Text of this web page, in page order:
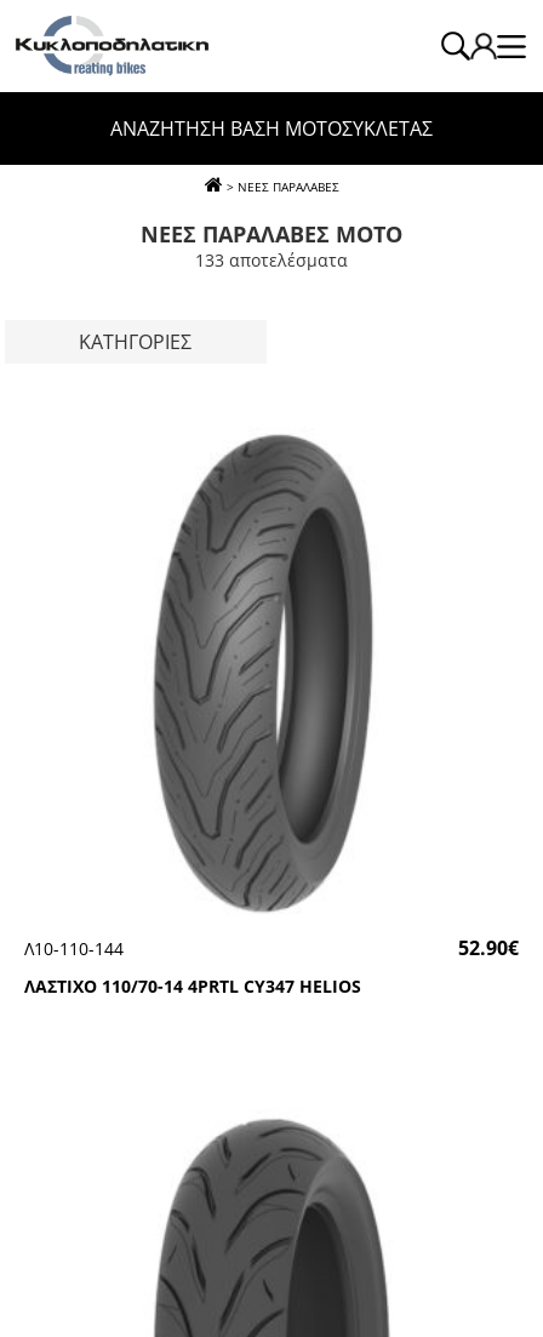
ΑΝΑΖΗΤΗΣΗ ΒΑΣΗ ΜΟΤΟΣΥΚΛΕΤΑΣ
> ΝΕΕΣ ΠΑΡΑΛΑΒΕΣ
ΝΕΕΣ ΠΑΡΑΛΑΒΕΣ MOTO
133 απoτελέσματα
ΚΑΤΗΓΟΡΙΕΣ
ΛΑΣΤΙΧΟ 110/70-14 4ΡRΤL CΥ347 ΗΕLΙΟS
Λ10-110-144 52.90€